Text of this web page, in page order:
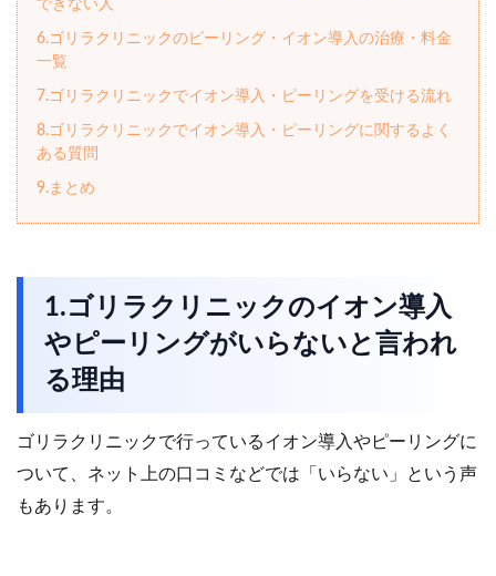
できない人
6.ゴリラクリニックのピーリング・イオン導入の治療・料金
一覧
7.ゴリラクリニックでイオン導入・ピーリングを受ける流れ
8.ゴリラクリニックでイオン導入・ピーリングに関するよく
ある質問
9.まとめ
1.ゴリラクリニックのイオン導入
やピーリングがいらないと言われ
る理由
ゴリラクリニックで行っているイオン導入やピーリングに
ついて、ネット上の口コミなどでは「いらない」という声
もあります。